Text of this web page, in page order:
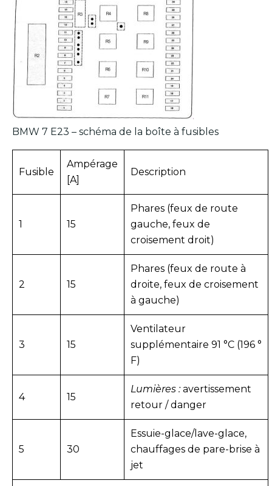
BMW 7 E23 – schéma de la boîte à fusibles
Fusible
Ampérage
[A]
Description
1 15
Phares (feux de route
gauche, feux de
croisement droit)
2 15
Phares (feux de route à
droite, feux de croisement
à gauche)
3 15
Ventilateur
supplémentaire 91 °C (196 °
F)
4 15
Lumières :avertissement
retour / danger
5 30
Essuie-glace/lave-glace,
chauffages de pare-brise à
jet